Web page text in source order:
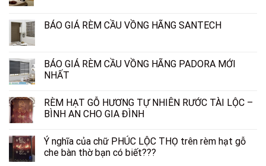
BÁO GIÁ RÈM CẦU VỒNG HÃNG SANTECH
BÁO GIÁ RÈM CẦU VỒNG HÃNG PADORA MỚI
NHẤT
RÈM HẠT GỖ HƯƠNG TỰ NHIÊN RƯỚC TÀI LỘC –
BÌNH AN CHO GIA ĐÌNH
Ý nghĩa của chữ PHÚC LỘC THỌ trên rèm hạt gỗ
che bàn thờ bạn có biết???